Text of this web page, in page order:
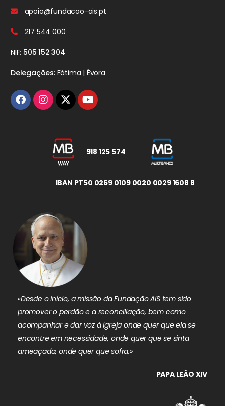
apoio@fundacao-ais.pt
217 544 000
NIF: 505 152 304
Delegações:Fátima | Évora
918 125 574
IBAN PT50 0269 0109 0020 0029 1608 8
«Desde o início, a missão da Fundação AIS tem sido
promover o perdão e a reconciliação, bem como
acompanhar e dar voz à Igreja onde quer que ela se
encontre em necessidade, onde quer que se sinta
ameaçada, onde quer que sofra.»
PAPA LEÃO XIV